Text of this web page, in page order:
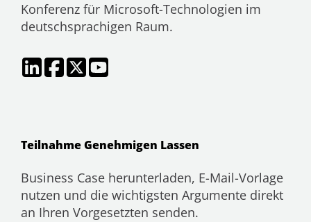
Konferenz für Microsoft-Technologien im
deutschsprachigen Raum.
Teilnahme Genehmigen Lassen
Business Case herunterladen, E-Mail-Vorlage
nutzen und die wichtigsten Argumente direkt
an Ihren Vorgesetzten senden.